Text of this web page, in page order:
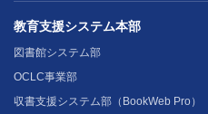
教育支援システム本部
図書館システム部
OCLC事業部
収書支援システム部（BookWeb Pro）